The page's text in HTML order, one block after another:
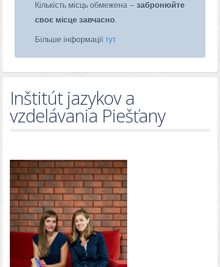
Кількість місць обмежена – забронюйте
своє місце завчасно.
Більше інформаціїтут
Inštitút jazykov a
vzdelávania Piešťany